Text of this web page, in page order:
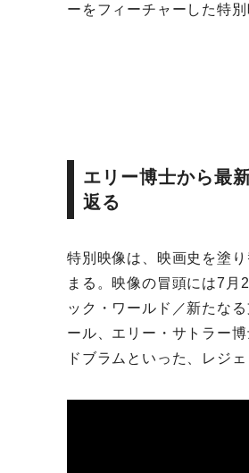
ーをフィーチャーした特別
エリー博士から最
返る
特別映像は、映画史を塗
まる。映像の冒頭には7月
ック・ワールド／新たな
ール、エリー・サトラー
ドブラムといった、レジ